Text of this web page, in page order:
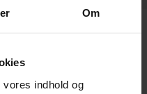
Om
indhold og